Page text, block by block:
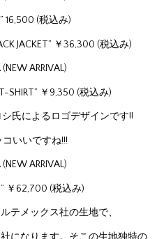
16,500 (税込み)
JACKET” ￥36,300 (税込み)
ARRIVAL)
SHIRT” ￥9,350 (税込み)
氏によるロゴデザインです!!
いいですね!!!
ARRIVAL)
￥62,700 (税込み)
テメックス社の生地で、
になります。そこの生地独特の